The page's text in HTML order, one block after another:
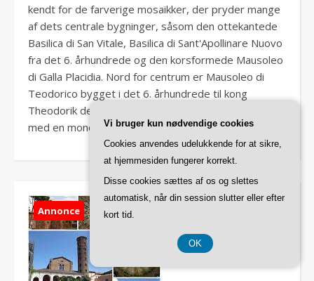
kendt for de farverige mosaikker, der pryder mange
af dets centrale bygninger, såsom den ottekantede
Basilica di San Vitale, Basilica di Sant'Apollinare Nuovo
fra det 6. århundrede og den korsformede Mausoleo
di Galla Placidia. Nord for centrum er Mausoleo di
Teodorico bygget i det 6. århundrede til kong
Theodorik den Store, en gotisk, cirkulær stengrav
med en monolitisk kuppel.
Annonce
Vi bruger kun nødvendige cookies
Cookies anvendes udelukkende for at sikre,
at hjemmesiden fungerer korrekt.
Disse cookies sættes af os og slettes
automatisk, når din session slutter eller efter
kort tid.
OK